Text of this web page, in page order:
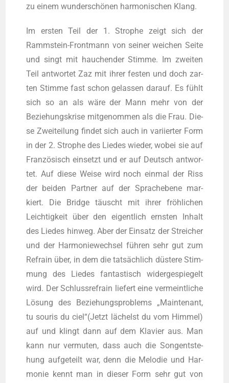
zu einem wun­der­schö­nen har­mo­ni­schen Klang.
Im ers­ten Teil der 1. Stro­phe zeigt sich der
Ramm­stein-Front­mann von sei­ner wei­chen Sei­te
und singt mit hau­chen­der Stim­me. Im zwei­ten
Teil ant­wor­tet Zaz mit ihrer fes­ten und doch zar­
ten Stim­me fast schon gelas­sen dar­auf. Es fühlt
sich so an als wäre der Mann mehr von der
Bezie­hungs­kri­se mit­ge­nom­men als die Frau. Die­
se Zwei­tei­lung fin­det sich auch in vari­ier­ter Form
in der 2. Stro­phe des Lie­des wie­der, wobei sie auf
Fran­zö­sisch ein­setzt und er auf Deutsch ant­wor­
tet. Auf die­se Wei­se wird noch ein­mal der Riss
der bei­den Part­ner auf der Sprach­ebe­ne mar­
kiert. Die Bridge täuscht mit ihrer fröh­li­chen
Leich­tig­keit über den eigent­lich erns­ten Inhalt
des Lie­des hin­weg. Aber der Ein­satz der Strei­cher
und der Har­mo­nie­wech­sel füh­ren sehr gut zum
Refrain über, in dem die tat­säch­lich düs­te­re Stim­
mung des Lie­des fan­tas­tisch wider­ge­spie­gelt
wird. Der Schluss­re­frain lie­fert eine ver­meint­li­che
Lösung des Bezie­hungs­pro­blems „Main­ten­ant,
tu sou­ris du ciel“(Jetzt lächelst du vom Him­mel)
auf und klingt dann auf dem Kla­vier aus. Man
kann nur ver­mu­ten, dass auch die Song­ent­ste­
hung auf­ge­teilt war, denn die Melo­die und Har­
mo­nie kennt man in die­ser Form sehr gut von